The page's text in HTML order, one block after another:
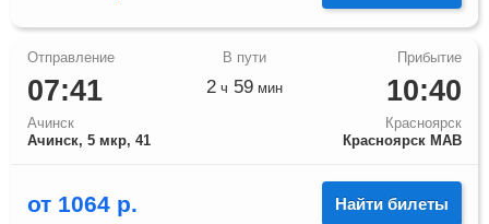
07:41
Ачинск
Ачинск, 5 мкр, 41
10:40
Красноярск
Красноярск МАВ
2 ч 59 мин
от 1064 р. Найти билеты